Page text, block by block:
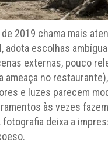
2019 chama mais
adota escolhas
externas, pouco
no
e luzes parecem
às vezes
deixa a